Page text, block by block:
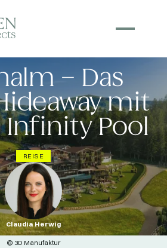
– Das
mit
Infinity Pool
REISE
Claudia Herwig
© 3D Manufaktur